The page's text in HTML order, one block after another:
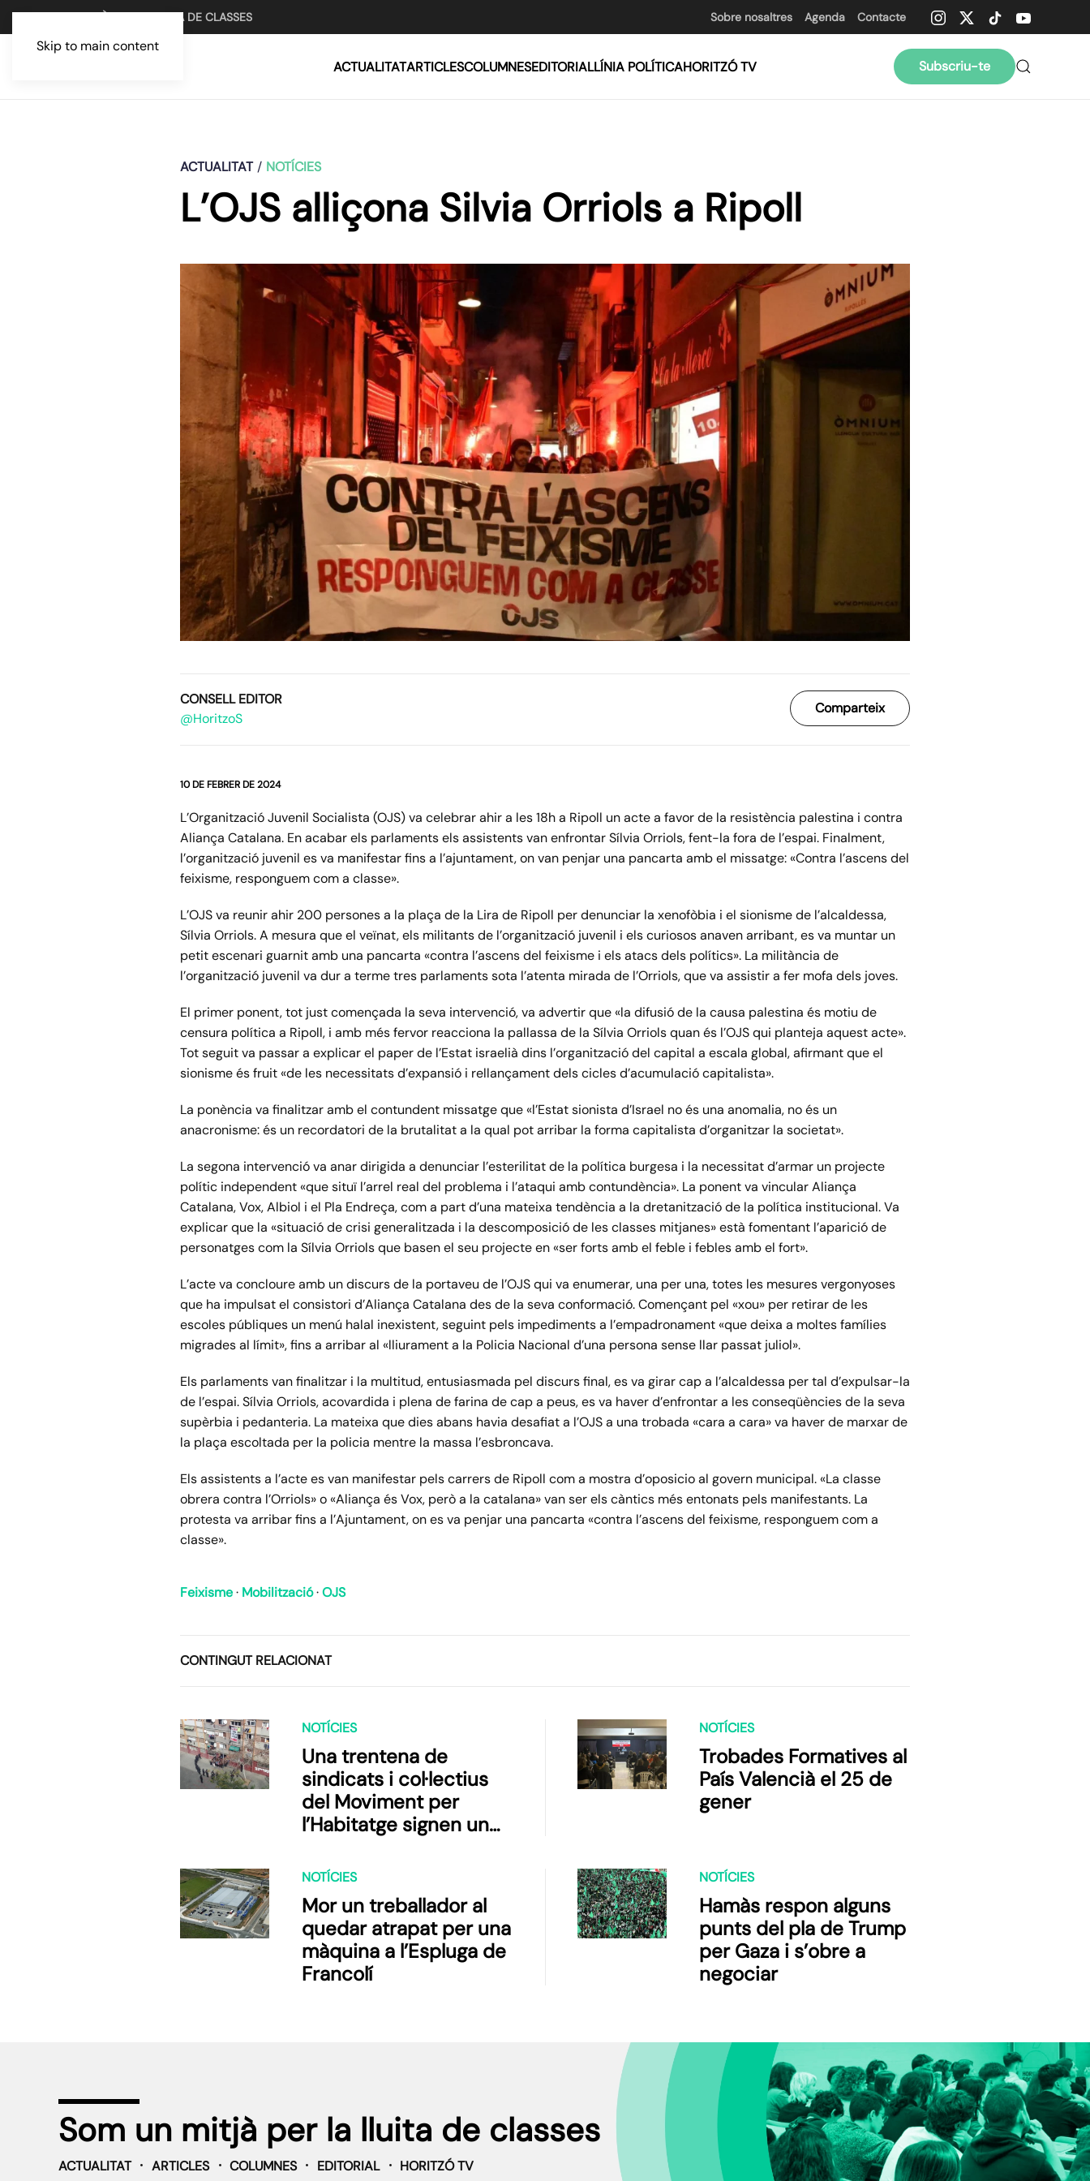
Skip to main content
UN MITJÀ PER LA LLUITA DE CLASSES Sobre nosaltres Agenda Contacte
ACTUALITATARTICLESCOLUMNESEDITORIALLÍNIA POLÍTICAHORITZÓ TV Subscriu-te
ACTUALITAT NOTÍCIES
L’OJS alliçona Silvia Orriols a Ripoll
CONSELL EDITOR
@HoritzoS
Comparteix
10 DE FEBRER DE 2024
L’Organització Juvenil Socialista (OJS) va celebrar ahir a les 18h a Ripoll un acte a favor de la resistència palestina i contra
Aliança Catalana. En acabar els parlaments els assistents van enfrontar Sílvia Orriols, fent-la fora de l’espai. Finalment,
l’organització juvenil es va manifestar fins a l’ajuntament, on van penjar una pancarta amb el missatge: «Contra l’ascens del
feixisme, responguem com a classe».
L’OJS va reunir ahir 200 persones a la plaça de la Lira de Ripoll per denunciar la xenofòbia i el sionisme de l’alcaldessa,
Sílvia Orriols. A mesura que el veïnat, els militants de l’organització juvenil i els curiosos anaven arribant, es va muntar un
petit escenari guarnit amb una pancarta «contra l’ascens del feixisme i els atacs dels polítics». La militància de
l’organització juvenil va dur a terme tres parlaments sota l’atenta mirada de l’Orriols, que va assistir a fer mofa dels joves.
El primer ponent, tot just començada la seva intervenció, va advertir que «la difusió de la causa palestina és motiu de
censura política a Ripoll, i amb més fervor reacciona la pallassa de la Sílvia Orriols quan és l’OJS qui planteja aquest acte».
Tot seguit va passar a explicar el paper de l’Estat israelià dins l’organització del capital a escala global, afirmant que el
sionisme és fruit «de les necessitats d’expansió i rellançament dels cicles d’acumulació capitalista».
La ponència va finalitzar amb el contundent missatge que «l’Estat sionista d’Israel no és una anomalia, no és un
anacronisme: és un recordatori de la brutalitat a la qual pot arribar la forma capitalista d’organitzar la societat».
La segona intervenció va anar dirigida a denunciar l’esterilitat de la política burgesa i la necessitat d’armar un projecte
polític independent «que situï l’arrel real del problema i l’ataqui amb contundència». La ponent va vincular Aliança
Catalana, Vox, Albiol i el Pla Endreça, com a part d’una mateixa tendència a la dretanització de la política institucional. Va
explicar que la «situació de crisi generalitzada i la descomposició de les classes mitjanes» està fomentant l’aparició de
personatges com la Sílvia Orriols que basen el seu projecte en «ser forts amb el feble i febles amb el fort».
L’acte va concloure amb un discurs de la portaveu de l’OJS qui va enumerar, una per una, totes les mesures vergonyoses
que ha impulsat el consistori d’Aliança Catalana des de la seva conformació. Començant pel «xou» per retirar de les
escoles públiques un menú halal inexistent, seguint pels impediments a l’empadronament «que deixa a moltes famílies
migrades al límit», fins a arribar al «lliurament a la Policia Nacional d’una persona sense llar passat juliol».
Els parlaments van finalitzar i la multitud, entusiasmada pel discurs final, es va girar cap a l’alcaldessa per tal d’expulsar-la
de l’espai. Sílvia Orriols, acovardida i plena de farina de cap a peus, es va haver d’enfrontar a les conseqüències de la seva
supèrbia i pedanteria. La mateixa que dies abans havia desafiat a l’OJS a una trobada «cara a cara» va haver de marxar de
la plaça escoltada per la policia mentre la massa l’esbroncava.
Els assistents a l’acte es van manifestar pels carrers de Ripoll com a mostra d’oposicio al govern municipal. «La classe
obrera contra l’Orriols» o «Aliança és Vox, però a la catalana» van ser els càntics més entonats pels manifestants. La
protesta va arribar fins a l’Ajuntament, on es va penjar una pancarta «contra l’ascens del feixisme, responguem com a
classe».
Feixisme· Mobilització·OJS
CONTINGUT RELACIONAT
NOTÍCIES
Una trentena de
sindicats i col·lectius
del Moviment per
l’Habitatge signen un
contra la repressió
NOTÍCIES
Trobades Formatives al
País Valencià el 25 de
gener
NOTÍCIES
Mor un treballador al
quedar atrapat per una
màquina a l’Espluga de
Francolí
NOTÍCIES
Hamàs respon alguns
punts del pla de Trump
per Gaza i s’obre a
negociar
Som un mitjà per la lluita de classes
ACTUALITAT ARTICLES COLUMNES EDITORIAL HORITZÓ TV